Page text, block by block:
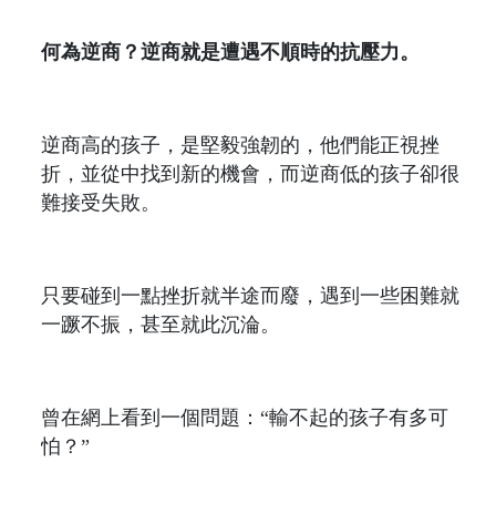
何為逆商？逆商就是遭遇不順時的抗壓力。
逆商高的孩子，是堅毅強韌的，他們能正視挫
折，並從中找到新的機會，而逆商低的孩子卻很
難接受失敗。
只要碰到一點挫折就半途而廢，遇到一些困難就
一蹶不振，甚至就此沉淪。
曾在網上看到一個問題：“輸不起的孩子有多可
怕？”